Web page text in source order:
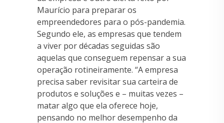
Maurício para preparar os
empreendedores para o pós-pandemia.
Segundo ele, as empresas que tendem
a viver por décadas seguidas são
aquelas que conseguem repensar a sua
operação rotineiramente. “A empresa
precisa saber revisitar sua carteira de
produtos e soluções e – muitas vezes –
matar algo que ela oferece hoje,
pensando no melhor desempenho da